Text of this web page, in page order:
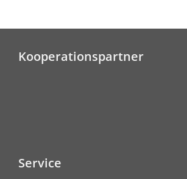
Kooperationspartner
Service